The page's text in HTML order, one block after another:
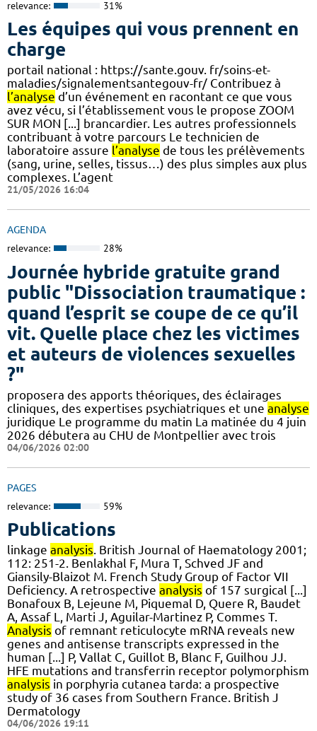
relevance: 31%
Les équipes qui vous prennent en
charge
portail national : https://sante.gouv. fr/soins-et-
maladies/signalementsantegouv-fr/ Contribuez à
l’analyse d’un événement en racontant ce que vous
avez vécu, si l’établissement vous le propose ZOOM
SUR MON [...] brancardier. Les autres professionnels
contribuant à votre parcours Le technicien de
laboratoire assure l’analyse de tous les prélèvements
(sang, urine, selles, tissus…) des plus simples aux plus
complexes. L’agent
21/05/2026 16:04
AGENDA
relevance: 28%
Journée hybride gratuite grand
public "Dissociation traumatique :
quand l’esprit se coupe de ce qu’il
vit. Quelle place chez les victimes
et auteurs de violences sexuelles
?"
proposera des apports théoriques, des éclairages
cliniques, des expertises psychiatriques et une analyse
juridique Le programme du matin La matinée du 4 juin
2026 débutera au CHU de Montpellier avec trois
04/06/2026 02:00
PAGES
relevance: 59%
Publications
linkage analysis. British Journal of Haematology 2001;
112: 251-2. Benlakhal F, Mura T, Schved JF and
Giansily-Blaizot M. French Study Group of Factor VII
Deficiency. A retrospective analysis of 157 surgical [...]
Bonafoux B, Lejeune M, Piquemal D, Quere R, Baudet
A, Assaf L, Marti J, Aguilar-Martinez P, Commes T.
Analysis of remnant reticulocyte mRNA reveals new
genes and antisense transcripts expressed in the
human [...] P, Vallat C, Guillot B, Blanc F, Guilhou JJ.
HFE mutations and transferrin receptor polymorphism
analysis in porphyria cutanea tarda: a prospective
study of 36 cases from Southern France. British J
Dermatology
04/06/2026 19:11